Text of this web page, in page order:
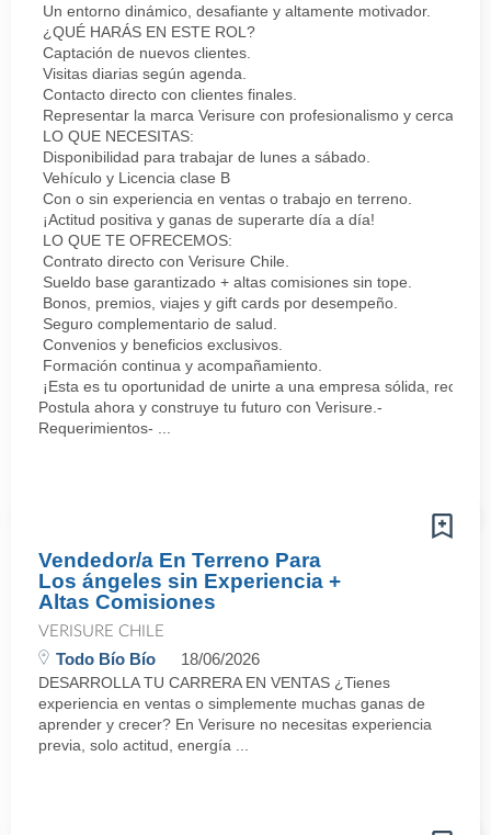
Un entorno dinámico, desafiante y altamente motivador.
¿QUÉ HARÁS EN ESTE ROL?
Captación de nuevos clientes.
Visitas diarias según agenda.
Contacto directo con clientes finales.
Representar la marca Verisure con profesionalismo y cercanía.
LO QUE NECESITAS:
Disponibilidad para trabajar de lunes a sábado.
Vehículo y Licencia clase B
Con o sin experiencia en ventas o trabajo en terreno.
¡Actitud positiva y ganas de superarte día a día!
LO QUE TE OFRECEMOS:
Contrato directo con Verisure Chile.
Sueldo base garantizado + altas comisiones sin tope.
Bonos, premios, viajes y gift cards por desempeño.
Seguro complementario de salud.
Convenios y beneficios exclusivos.
Formación continua y acompañamiento.
¡Esta es tu oportunidad de unirte a una empresa sólida,
Postula ahora y construye tu futuro con Verisure.-
Requerimientos- ...
Vendedor/a En Terreno Para
Los ángeles sin Experiencia +
Altas Comisiones
VERISURE CHILE
Todo Bío Bío 18/06/2026
DESARROLLA TU CARRERA EN VENTAS ¿Tienes
experiencia en ventas o simplemente muchas ganas de
aprender y crecer? En Verisure no necesitas experiencia
previa, solo actitud, energía ...